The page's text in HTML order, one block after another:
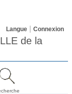
Langue Connexion
de la